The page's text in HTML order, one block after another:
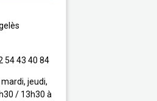
54 43 40 84
jeudi,
/ 13h30 à